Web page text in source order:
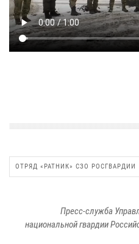
ОТРЯД «РАТНИК» СЗО РОСГВАРДИИ
Пресс-служба
национальной гвардии